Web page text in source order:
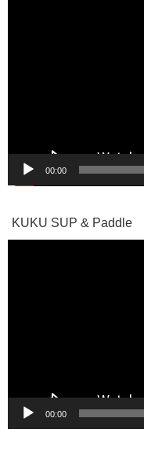
00:00
KUKU SUP & Paddle
00:00